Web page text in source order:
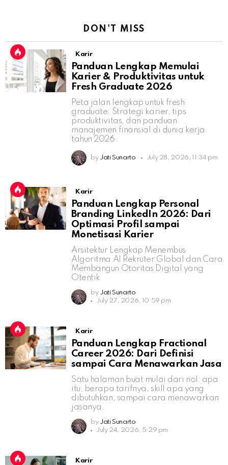
DON'T MISS
Karir
Panduan Lengkap Memulai
Karier & Produktivitas untuk
Fresh Graduate 2026
Peta jalan lengkap untuk fresh
graduate: Strategi karier, tips
produktivitas, dan panduan
manajemen finansial di dunia kerja
tahun 2026.
by Jati Sunarto July 28, 2026, 11:34 pm
Karir
Panduan Lengkap Personal
Branding LinkedIn 2026: Dari
Optimasi Profil sampai
Monetisasi Karier
Arsitektur Lengkap Menembus
Algoritma AI Rekruter Global dan Cara
Membangun Otoritas Digital yang
Otentik
by Jati Sunarto
July 27, 2026, 10:59 pm
Karir
Panduan Lengkap Fractional
Career 2026: Dari Definisi
sampai Cara Menawarkan Jasa
Satu halaman buat mulai dari nol: apa
itu, berapa tarifnya, skill apa yang
dibutuhkan, sampai cara menawarkan
jasanya.
by Jati Sunarto
July 24, 2026, 5:29 pm
Karir